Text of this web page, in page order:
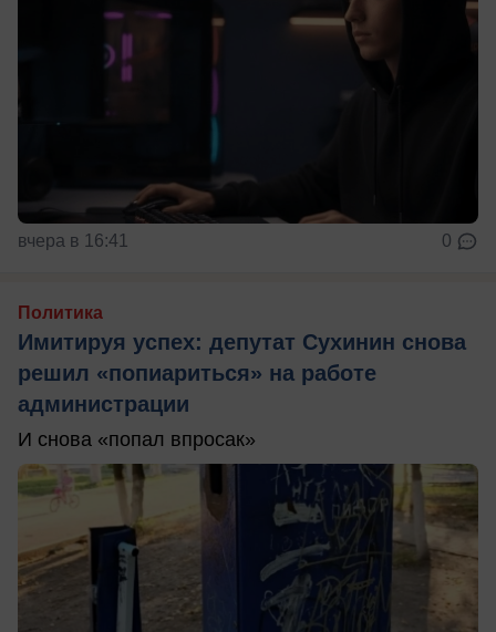
вчера в 16:41 0
Политика
Имитируя успех: депутат Сухинин снова
решил «попиариться» на работе
администрации
И снова «попал впросак»